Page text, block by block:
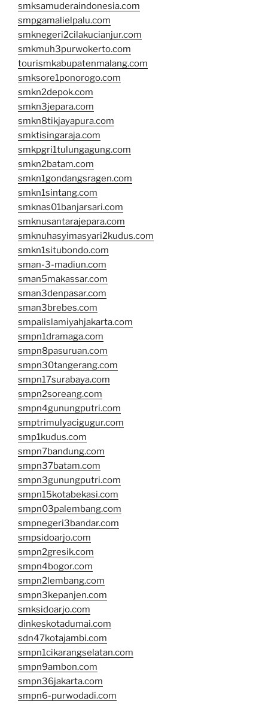
smksamuderaindonesia.com
smpgamalielpalu.com
smknegeri2cilakucianjur.com
smkmuh3purwokerto.com
tourismkabupatenmalang.com
smksore1ponorogo.com
smkn2depok.com
smkn3jepara.com
smkn8tikjayapura.com
smktisingaraja.com
smkpgri1tulungagung.com
smkn2batam.com
smkn1gondangsragen.com
smkn1sintang.com
smknas01banjarsari.com
smknusantarajepara.com
smknuhasyimasyari2kudus.com
smkn1situbondo.com
sman-3-madiun.com
sman5makassar.com
sman3denpasar.com
sman3brebes.com
smpalislamiyahjakarta.com
smpn1dramaga.com
smpn8pasuruan.com
smpn30tangerang.com
smpn17surabaya.com
smpn2soreang.com
smpn4gunungputri.com
smptrimulyacigugur.com
smp1kudus.com
smpn7bandung.com
smpn37batam.com
smpn3gunungputri.com
smpn15kotabekasi.com
smpn03palembang.com
smpnegeri3bandar.com
smpsidoarjo.com
smpn2gresik.com
smpn4bogor.com
smpn2lembang.com
smpn3kepanjen.com
smksidoarjo.com
dinkeskotadumai.com
sdn47kotajambi.com
smpn1cikarangselatan.com
smpn9ambon.com
smpn36jakarta.com
smpn6-purwodadi.com